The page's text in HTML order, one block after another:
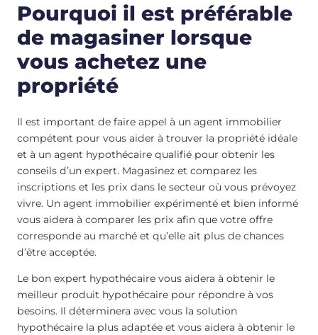
Pourquoi il est préférable
de magasiner lorsque
vous achetez une
propriété
Il est important de faire appel à un agent immobilier
compétent pour vous aider à trouver la propriété idéale
et à un agent hypothécaire qualifié pour obtenir les
conseils d’un expert. Magasinez et comparez les
inscriptions et les prix dans le secteur où vous prévoyez
vivre. Un agent immobilier expérimenté et bien informé
vous aidera à comparer les prix afin que votre offre
corresponde au marché et qu’elle ait plus de chances
d’être acceptée.
Le bon expert hypothécaire vous aidera à obtenir le
meilleur produit hypothécaire pour répondre à vos
besoins. Il déterminera avec vous la solution
hypothécaire la plus adaptée et vous aidera à obtenir le